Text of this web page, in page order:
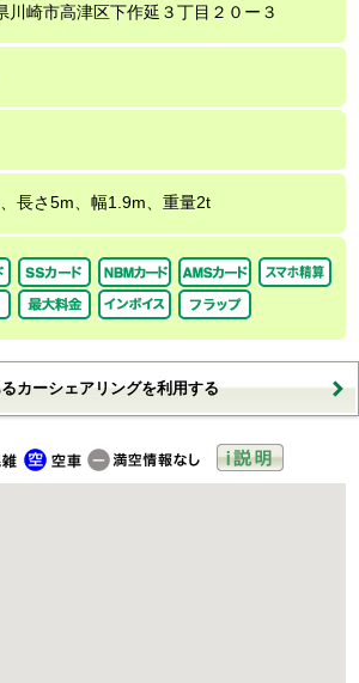
川崎市高津区下作延３丁目２０ー３
長さ5m、幅1.9m、重量2t
カーシェアリングを利用する